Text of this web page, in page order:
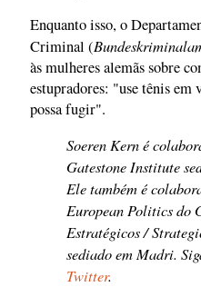
Enquanto isso, o
Criminal (
às mulheres alemãs sobre
estupradores: "use tênis em
possa fugir".
Soeren Kern é
Gatestone Institute
Ele também é
European Politics do
Estratégicos /
sediado em Madri.
Twitter.